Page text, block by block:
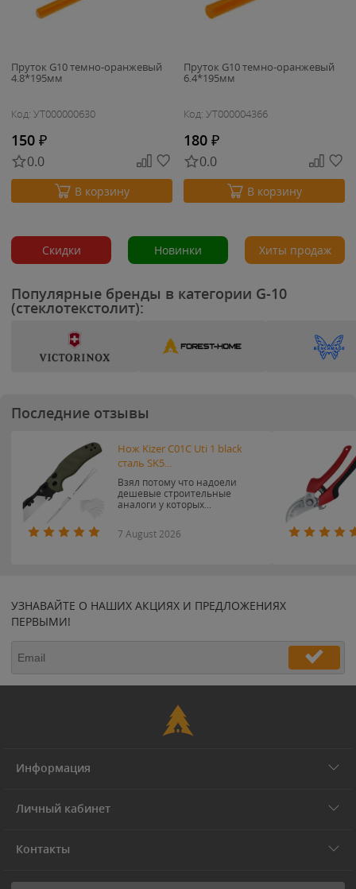
Пруток G10 темно-оранжевый
4.8*195мм
Код: УТ000000630
150 ₽
0.0
В корзину
Пруток G10 темно-оранжевый
6.4*195мм
Код: УТ000004366
180 ₽
0.0
В корзину
Скидки Новинки Хиты продаж
Популярные бренды в категории G-10
(стеклотекстолит):
Последние отзывы
Нож Kizer C01C Uti 1 black
сталь SK5...
Взял потому что надоели
дешевые строительные
аналоги у которых...
7 August 2026
УЗНАВАЙТЕ О НАШИХ АКЦИЯХ И ПРЕДЛОЖЕНИЯХ
ПЕРВЫМИ!
Информация
Личный кабинет
Контакты